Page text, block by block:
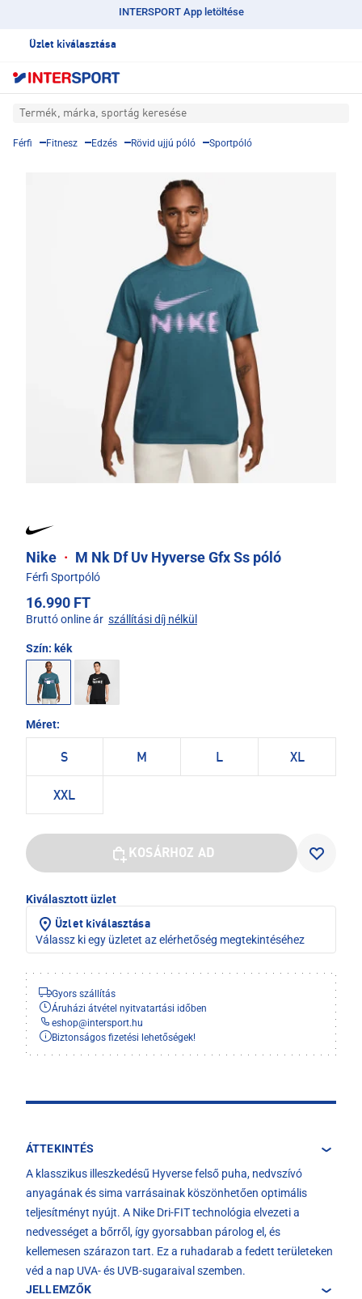
INTERSPORT App letöltése
Üzlet kiválasztása
Termék, márka, sportág keresése
Férfi Fitnesz Edzés Rövid ujjú póló Sportpóló
Nike · M Nk Df Uv Hyverse Gfx Ss póló
Férfi Sportpóló
16.990 FT
Bruttó online ár szállítási díj nélkül
Szín: kék
Méret:
S M L XL
XXL
KOSÁRHOZ AD
Kiválasztott üzlet
Üzlet kiválasztása
Válassz ki egy üzletet az elérhetőség megtekintéséhez
Gyors szállítás
Áruházi átvétel nyitvatartási időben
eshop@intersport.hu
Biztonságos fizetési lehetőségek!
ÁTTEKINTÉS
A klasszikus illeszkedésű Hyverse felső puha, nedvszívó
anyagának és sima varrásainak köszönhetően optimális
teljesítményt nyújt. A Nike Dri-FIT technológia elvezeti a
nedvességet a bőrről, így gyorsabban párolog el, és
kellemesen szárazon tart. Ez a ruhadarab a fedett területeken
véd a nap UVA- és UVB-sugaraival szemben.
JELLEMZŐK